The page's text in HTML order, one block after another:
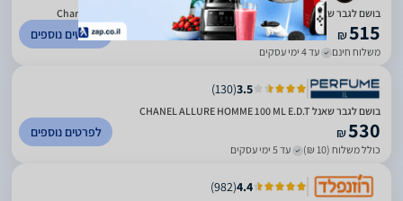
בושם לגבר שאנל אלור הום 100 מ"ל א.ד.ט Chanel Allure Homme 100 ml e.d.t
₪515
משלוח חינם עד 4 ימי עסקים
לפרטים נוספים
3.5
(
130
)
בושם לגבר שאנל CHANEL ALLURE HOMME 100 ML E.D.T
₪530
כולל משלוח (10 ₪) עד 5 ימי עסקים
לפרטים נוספים
4.4
(
982
)